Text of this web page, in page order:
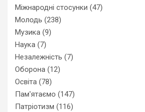
Міжнародні стосунки (47)
Молодь (238)
Музика (9)
Наука (7)
Незалежність (7)
Оборона (12)
Освіта (78)
Пам'ятаємо (147)
Патріотизм (116)